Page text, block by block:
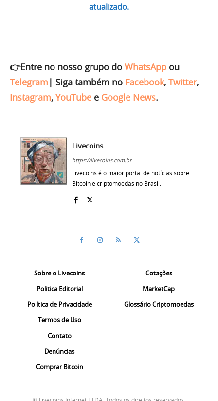
atualizado.
👉Entre no nosso grupo do WhatsApp ou
Telegram | Siga também no Facebook, Twitter,
Instagram, YouTube e Google News.
Livecoins
https://livecoins.com.br
Livecoins é o maior portal de notícias sobre
Bitcoin e criptomoedas no Brasil.
Sobre o Livecoins
Politica Editorial
Política de Privacidade
Termos de Uso
Contato
Denúncias
Comprar Bitcoin
Cotações
MarketCap
Glossário Criptomoedas